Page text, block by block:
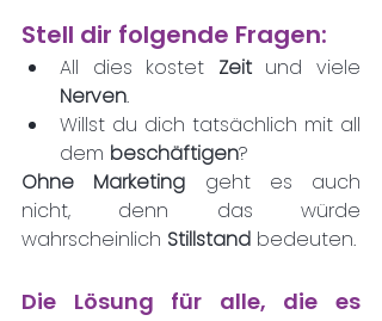
Stell dir folgende Fragen:
All dies kostet Zeit
Nerven.
Willst du dich tatsächlich mit all
dem beschäftigen?
Ohne Marketing geht es auch
nicht, denn das würde
wahrscheinlich Stillstand bedeuten.
Die Lösung für alle, die es